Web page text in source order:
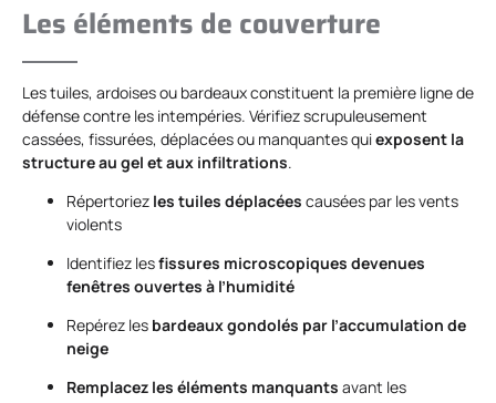
Les éléments de couverture
Les tuiles, ardoises ou bardeaux constituent la première ligne de
défense contre les intempéries. Vérifiez scrupuleusement
cassées, fissurées, déplacées ou manquantes quiexposent la
structure au gel et aux infiltrations.
Répertoriez les tuiles déplacées causées par les vents
violents
Identifiez lesfissures microscopiques devenues
fenêtres ouvertes à l’humidité
Repérez les bardeaux gondolés par l’accumulation de
neige
Remplacez les éléments manquants avant les